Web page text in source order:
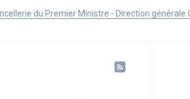
du Premier Ministre - Direction